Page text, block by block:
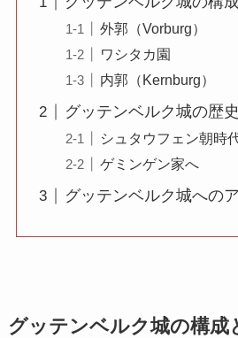
外郭（Vorburg）
ワシタカ園
内郭（Kernburg）
グッテンベルク城の歴
シュタウフェン朝時
ゲミンゲン家へ
グッテンベルク城への
グッテンベルク城の構成